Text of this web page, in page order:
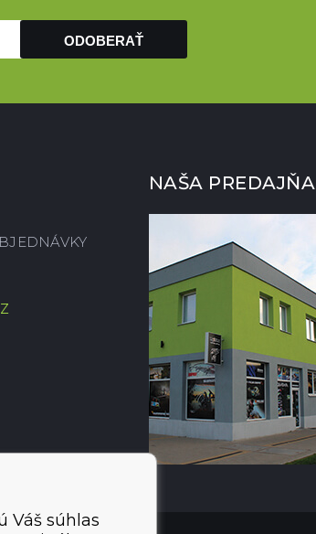
ODOBERAŤ
NAŠA PREDAJŇA
Váš súhlas